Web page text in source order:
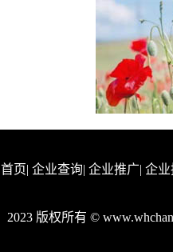
首页| 企业查询| 企业推广| 企
2023 版权所有 ©